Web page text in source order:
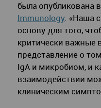
была опубликована
Immunology . «Наша
основу для того,
критически важные
представление о
IgA и микробиом, и
взаимодействии
клиническим